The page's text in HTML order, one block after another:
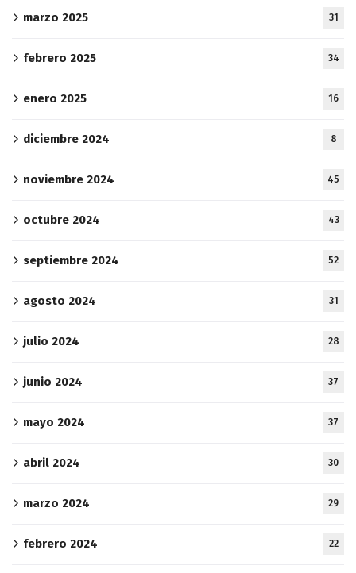
marzo 2025 31
febrero 2025 34
enero 2025 16
diciembre 2024 8
noviembre 2024 45
octubre 2024 43
septiembre 2024 52
agosto 2024 31
julio 2024 28
junio 2024 37
mayo 2024 37
abril 2024 30
marzo 2024 29
febrero 2024 22